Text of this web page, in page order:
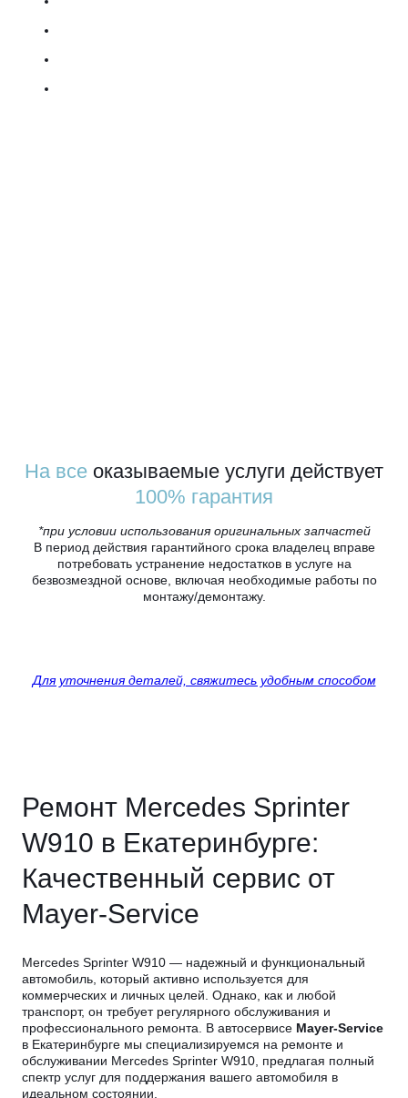
На все оказываемые услуги действует
100% гарантия
*при условии использования оригинальных запчастей
В период действия гарантийного срока владелец вправе
потребовать устранение недостатков в услуге на
безвозмездной основе, включая необходимые работы по
монтажу/демонтажу.
Для уточнения деталей, свяжитесь удобным способом
Ремонт Mercedes Sprinter
W910 в Екатеринбурге:
Качественный сервис от
Mayer-Service
Mercedes Sprinter W910 — надежный и функциональный
автомобиль, который активно используется для
коммерческих и личных целей. Однако, как и любой
транспорт, он требует регулярного обслуживания и
профессионального ремонта. В автосервисе Mayer-Service
в Екатеринбурге мы специализируемся на ремонте и
обслуживании Mercedes Sprinter W910, предлагая полный
спектр услуг для поддержания вашего автомобиля в
идеальном состоянии.